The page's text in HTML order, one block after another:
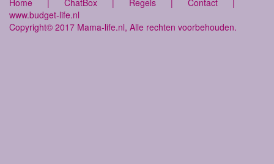
Home | ChatBox | Regels | Contact |
www.budget-life.nl
Copyright© 2017 Mama-life.nl, Alle rechten voorbehouden.